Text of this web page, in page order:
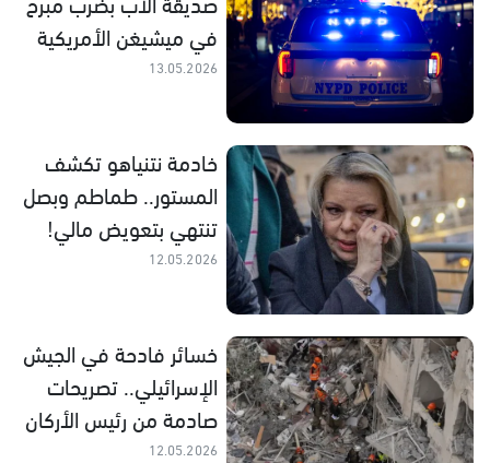
في ميشيغن الأمريكية
13.05.2026
خادمة نتنياهو تكشف
المستور.. طماطم وبصل
تنتهي بتعويض مالي!
12.05.2026
خسائر فادحة في الجيش
الإسرائيلي.. تصريحات
صادمة من رئيس الأركان
12.05.2026